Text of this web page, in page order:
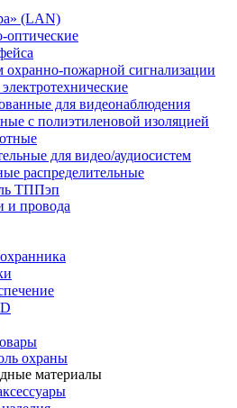
(LAN)
оптические
охранно-пожарной сигнализации
для видеонаблюдения
с полиэтиленовой изоляцией
для видео/аудиосистем
распределительные
ТППэп
и провода
охраны
материалы